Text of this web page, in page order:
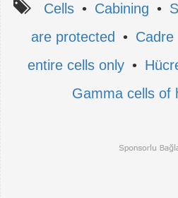
Cells • Cabining •
are protected
• Cadre
entire cells only •
Gamma cells of